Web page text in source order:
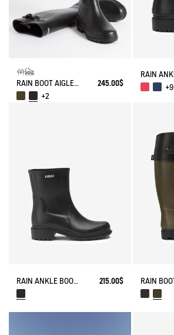
RAIN BOOT AIGLENTINE
245.00$
+2
+9
RAIN ANKLE BOOT FULFEEL 215.00$